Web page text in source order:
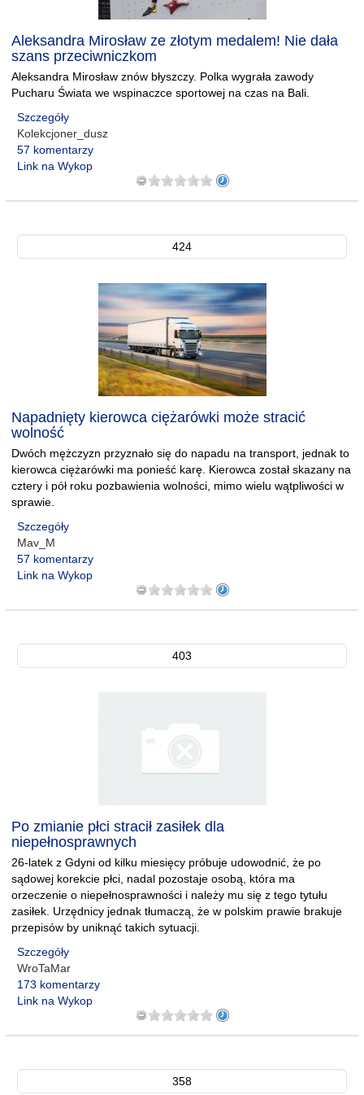
Aleksandra Mirosław ze złotym medalem! Nie dała
szans przeciwniczkom
Aleksandra Mirosław znów błyszczy. Polka wygrała zawody
Pucharu Świata we wspinaczce sportowej na czas na Bali.
Szczegóły
Kolekcjoner_dusz
57 komentarzy
Link na Wykop
424
Napadnięty kierowca ciężarówki może stracić
wolność
Dwóch mężczyzn przyznało się do napadu na transport, jednak to
kierowca ciężarówki ma ponieść karę. Kierowca został skazany na
cztery i pół roku pozbawienia wolności, mimo wielu wątpliwości w
sprawie.
Szczegóły
Mav_M
57 komentarzy
Link na Wykop
403
Po zmianie płci stracił zasiłek dla
niepełnosprawnych
26-latek z Gdyni od kilku miesięcy próbuje udowodnić, że po
sądowej korekcie płci, nadal pozostaje osobą, która ma
orzeczenie o niepełnosprawności i należy mu się z tego tytułu
zasiłek. Urzędnicy jednak tłumaczą, że w polskim prawie brakuje
przepisów by uniknąć takich sytuacji.
Szczegóły
WroTaMar
173 komentarzy
Link na Wykop
358